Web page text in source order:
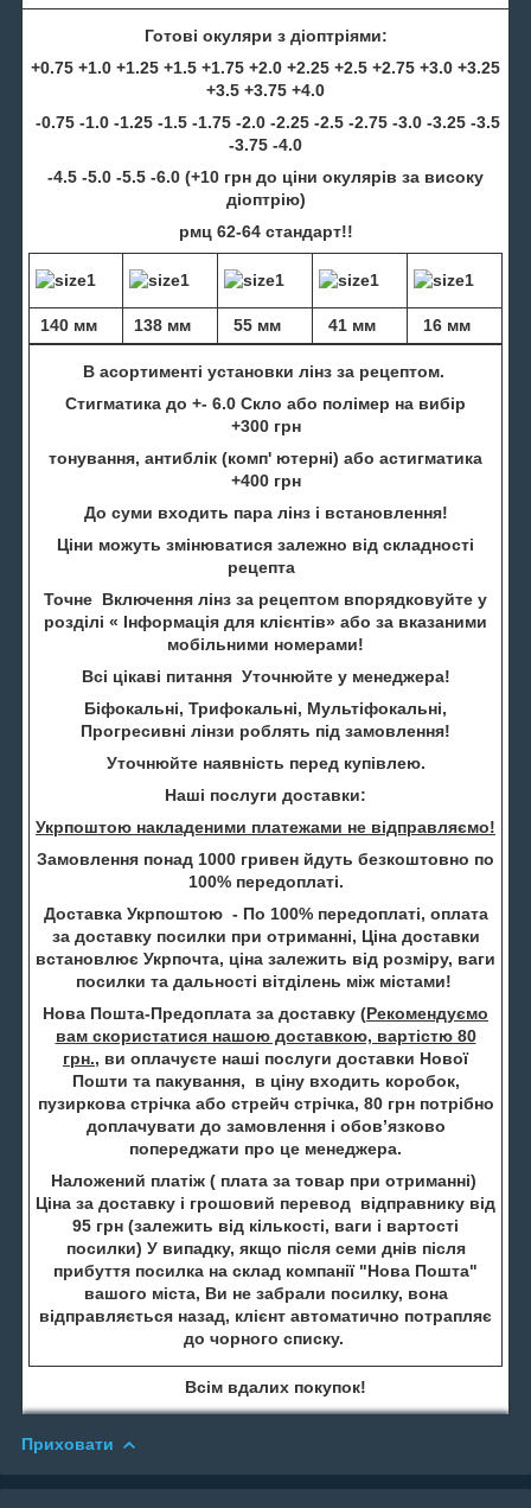
Готові окуляри з діоптріями:
+0.75 +1.0 +1.25 +1.5 +1.75 +2.0 +2.25 +2.5 +2.75 +3.0 +3.25
+3.5 +3.75 +4.0
-0.75 -1.0 -1.25 -1.5 -1.75 -2.0 -2.25 -2.5 -2.75 -3.0 -3.25 -3.5
-3.75 -4.0
-4.5 -5.0 -5.5 -6.0 (+10 грн до ціни окулярів за високу
діоптрію)
рмц 62-64 стандарт!!
140 мм 138 мм 55 мм 41 мм 16 мм
В асортименті установки лінз за рецептом.
Стигматика до +- 6.0 Скло або полімер на вибір
+300 грн
тонування, антиблік (комп' ютерні) або астигматика
+400 грн
До суми входить пара лінз і встановлення!
Ціни можуть змінюватися залежно від складності
рецепта
Точне Включення лінз за рецептом впорядковуйте у
розділі « Інформація для клієнтів» або за вказаними
мобільними номерами!
Всі цікаві питання Уточнюйте у менеджера!
Біфокальні, Трифокальні, Мультіфокальні,
Прогресивні лінзи роблять під замовлення!
Уточнюйте наявність перед купівлею.
Наші послуги доставки:
Укрпоштою накладеними платежами не відправляємо!
Замовлення понад 1000 гривен йдуть безкоштовно по
100% передоплаті.
Доставка Укрпоштою - По 100% передоплаті, оплата
за доставку посилки при отриманні, Ціна доставки
встановлює Укрпочта, ціна залежить від розміру, ваги
посилки та дальності вітділень між містами!
Нова Пошта-Предоплата за доставку (Рекомендуємо
вам скористатися нашою доставкою, вартістю 80
грн., ви оплачуєте наші послуги доставки Нової
Пошти та пакування, в ціну входить коробок,
пузиркова стрічка або стрейч стрічка, 80 грн потрібно
доплачувати до замовлення і обов’язково
попереджати про це менеджера.
Наложений платіж ( плата за товар при отриманні)
Ціна за доставку і грошовий перевод відправнику від
95 грн (залежить від кількості, ваги і вартості
посилки) У випадку, якщо після семи днів після
прибуття посилка на склад компанії "Нова Пошта"
вашого міста, Ви не забрали посилку, вона
відправляється назад, клієнт автоматично потрапляє
до чорного списку.
Всім вдалих покупок!
Приховати